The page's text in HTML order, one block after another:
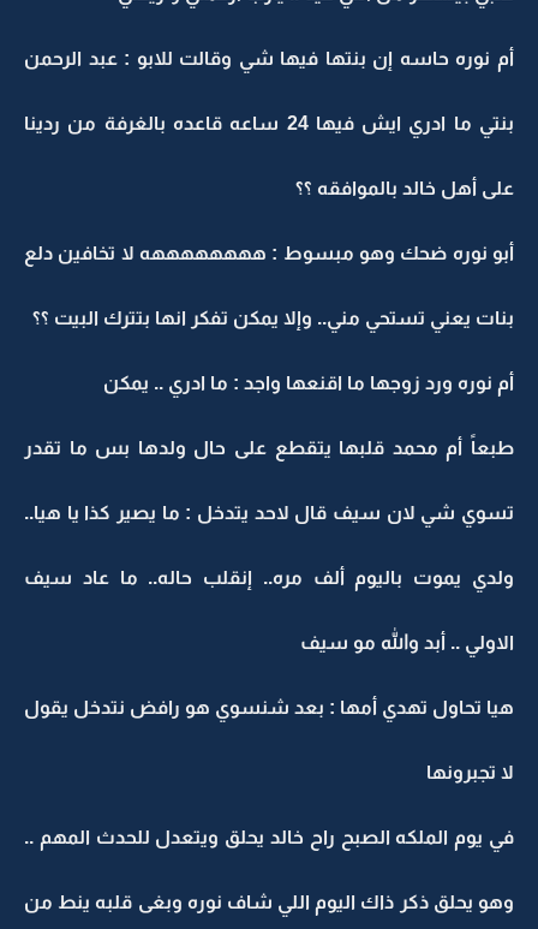
أم نوره حاسه إن بنتها فيها شي وقالت للابو : عبد الرحمن
بنتي ما ادري ايش فيها 24 ساعه قاعده بالغرفة من ردينا
على أهل خالد بالموافقه ؟؟
أبو نوره ضحك وهو مبسوط : ههههههههه لا تخافين دلع
بنات يعني تستحي مني.. وإلا يمكن تفكر انها بتترك البيت ؟؟
أم نوره ورد زوجها ما اقنعها واجد : ما ادري .. يمكن
طبعاً أم محمد قلبها يتقطع على حال ولدها بس ما تقدر
تسوي شي لان سيف قال لاحد يتدخل : ما يصير كذا يا هيا..
ولدي يموت باليوم ألف مره.. إنقلب حاله.. ما عاد سيف
الاولي .. أبد والله مو سيف
هيا تحاول تهدي أمها : بعد شنسوي هو رافض نتدخل يقول
لا تجبرونها
في يوم الملكه الصبح راح خالد يحلق ويتعدل للحدث المهم ..
وهو يحلق ذكر ذاك اليوم اللي شاف نوره وبغى قلبه ينط من